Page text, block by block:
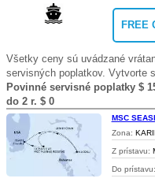
FREE
Všetky ceny sú uvádzané
servisných poplatkov. Vytvorte
Povinné servisné poplatky $
do 2 r. $ 0
MSC
Zona:
Z prístavu:
Do prístavu: